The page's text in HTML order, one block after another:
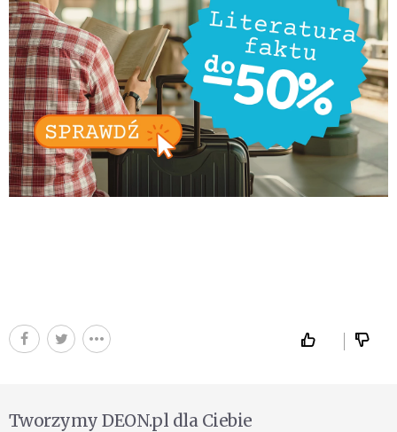
Tworzymy DEON.pl dla Ciebie